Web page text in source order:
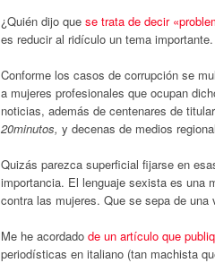
¿Quién dijo que se trata de decir
es reducir al ridículo un tema importante.
Conforme los casos de corrupción se
a mujeres profesionales que ocupan
noticias, además de centenares de
20minutos, y decenas de medios
Quizás parezca superficial fijarse en
importancia. El lenguaje sexista es una
contra las mujeres. Que se sepa de
Me he acordado de un artículo que
periodísticas en italiano (tan machista